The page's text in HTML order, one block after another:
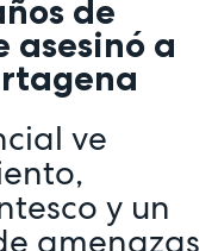
de
asesinó a
ve
y un
amenazas